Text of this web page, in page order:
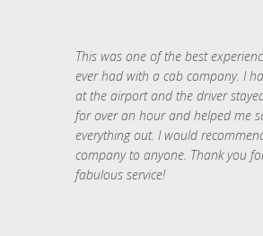
This was one of the best
ever had with a cab company. I
at the airport and the driver
for over an hour and helped me
everything out. I would
company to anyone. Thank you
fabulous service!